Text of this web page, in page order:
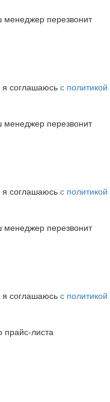
менеджер перезвонит
я соглашаюсь с политикой
менеджер перезвонит
я соглашаюсь с политикой
менеджер перезвонит
я соглашаюсь с политикой
прайс-листа